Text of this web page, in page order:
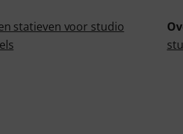
statieven voor studio